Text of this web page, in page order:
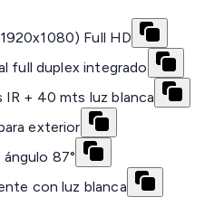
Full HD
full duplex integrado
+ 40 mts luz blanca
exterior
87°
con luz blanca